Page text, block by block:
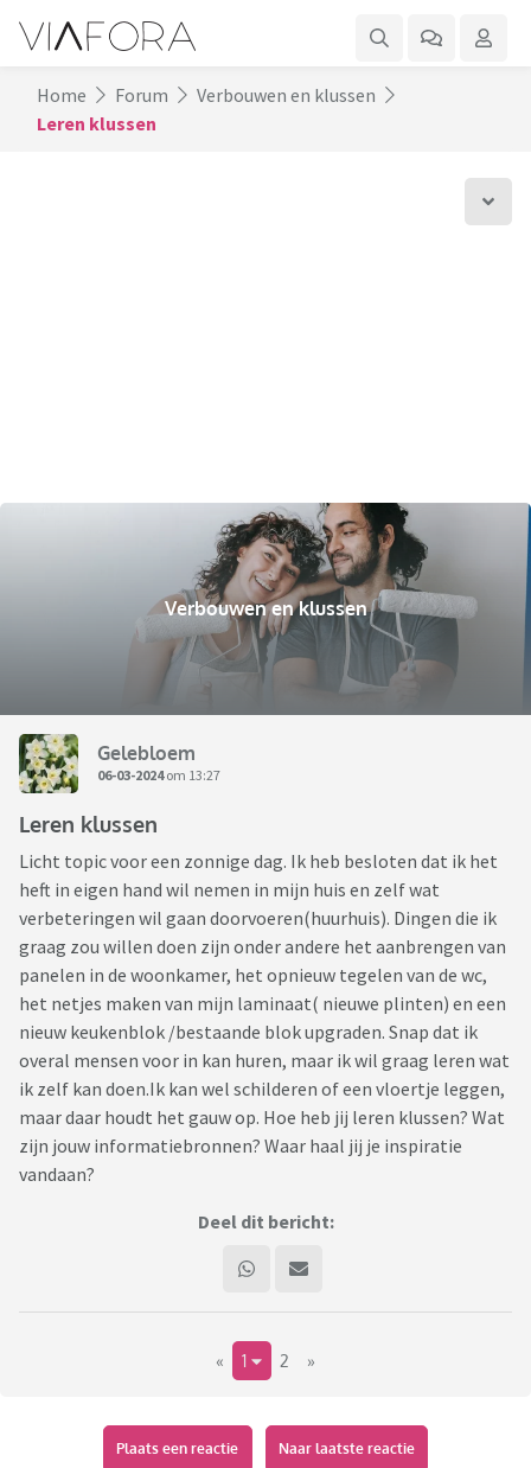
Home Forum
Verbouwen en klussen
Leren klussen
Verbouwen en klussen
Gelebloem
06-03-2024om 13:27
Leren klussen
Licht topic voor een zonnige dag. Ik heb besloten dat ik het
heft in eigen hand wil nemen in mijn huis en zelf wat
verbeteringen wil gaan doorvoeren(huurhuis). Dingen die ik
graag zou willen doen zijn onder andere het aanbrengen van
panelen in de woonkamer, het opnieuw tegelen van de wc,
het netjes maken van mijn laminaat( nieuwe plinten) en een
nieuw keukenblok /bestaande blok upgraden. Snap dat ik
overal mensen voor in kan huren, maar ik wil graag leren wat
ik zelf kan doen.Ik kan wel schilderen of een vloertje leggen,
maar daar houdt het gauw op. Hoe heb jij leren klussen? Wat
zijn jouw informatiebronnen? Waar haal jij je inspiratie
vandaan?
Deel dit bericht:
« 1 2 »
Plaats een reactie Naar laatste reactie